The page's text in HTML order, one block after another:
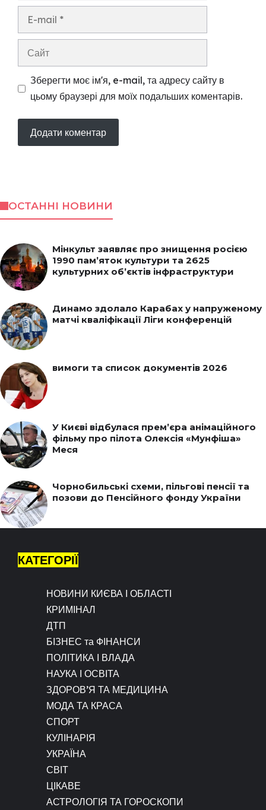
Сайт
Зберегти моє ім'я, e-mail, та адресу сайту в
цьому браузері для моїх подальших коментарів.
ОСТАННІ НОВИНИ
Мінкульт заявляє про знищення росією
1990 пам’яток культури та 2625
культурних об’єктів інфраструктури
Динамо здолало Карабах у напруженому
матчі кваліфікації Ліги конференцій
вимоги та список документів 2026
У Києві відбулася прем’єра анімаційного
фільму про пілота Олексія «Мунфіша»
Меся
Чорнобильські схеми, пільгові пенсії та
позови до Пенсійного фонду України
КАТЕГОРІЇ
НОВИНИ КИЄВА І ОБЛАСТІ
КРИМІНАЛ
ДТП
БІЗНЕС та ФІНАНСИ
ПОЛІТИКА І ВЛАДА
НАУКА І ОСВІТА
ЗДОРОВ’Я ТА МЕДИЦИНА
МОДА ТА КРАСА
СПОРТ
КУЛІНАРІЯ
УКРАЇНА
СВІТ
ЦІКАВЕ
АСТРОЛОГІЯ ТА ГОРОСКОПИ